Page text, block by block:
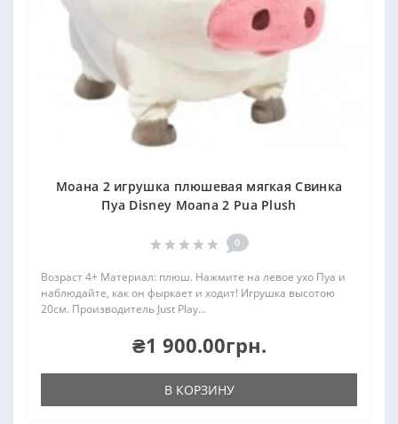
Моана 2 игрушка плюшевая мягкая Свинка
Пуа Disney Moana 2 Pua Plush
0
Возраст 4+ Материал: плюш. Нажмите на левое ухо Пуа и
наблюдайте, как он фыркает и ходит! Игрушка высотою
20см. Производитель Just Play...
₴1 900.00грн.
В КОРЗИНУ